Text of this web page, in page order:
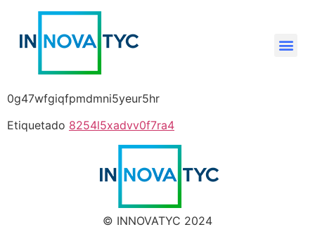
0g47wfgiqfpmdmni5yeur5hr
Etiquetado 8254l5xadvv0f7ra4
© INNOVATYC 2024